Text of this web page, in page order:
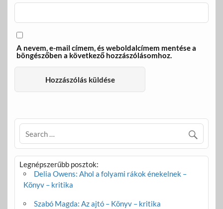
A nevem, e-mail címem, és weboldalcímem mentése a
böngészőben a következő hozzászólásomhoz.
Legnépszerűbb posztok:
Delia Owens: Ahol a folyami rákok énekelnek –
Könyv – kritika
Szabó Magda: Az ajtó – Könyv – kritika